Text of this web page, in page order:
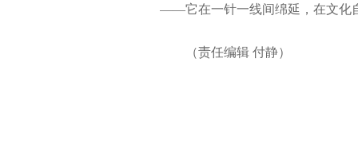
——它在一针一线间绵延，在文化
（责任编辑 付静）